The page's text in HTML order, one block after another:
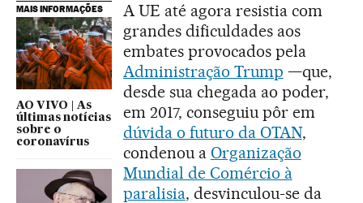
MAIS INFORMAÇÕES
AO VIVO | As
últimas notícias
sobre o
coronavírus
A UE até agora resistia com
grandes dificuldades aos
embates provocados pela
Administração Trump —que,
desde sua chegada ao poder,
em 2017, conseguiu pôr em
dúvida o futuro da OTAN,
condenou a Organização
Mundial de Comércio à
paralisia, desvinculou-se da